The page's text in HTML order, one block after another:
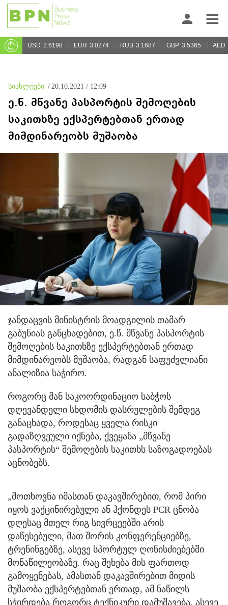
USD 2.6198 EUR 3.0274 RUB 3.1687 GBP 3.5365 AED
სიახლეები / 20.10.2021 / 12:09
ე.წ. მწვანე პასპორტის შემოღების
საკითხზე ექსპერტებთან ერთად
მიმდინარეობს მუშაობა
ჯანდაცვის მინისტრის მოადგილის თამარ
გაბუნიას განცხადებით, ე.წ. მწვანე პასპორტის
შემოღების საკითხზე ექსპერტებთან ერთად
მიმდინარეობს მუშაობა, რადგან საფუძვლიანი
ანალიზია საჭირო.
როგორც მან საკოორდინაციო საბჭოს
დღევანდელი სხდომის დასრულების შემდეგ
განაცხადა, როდესაც ყველა რისკი
გადაზღვეული იქნება, ქვეყანა „მწვანე
პასპორტის“ შემოღების საკითხს საზოგადოებას
აცნობებს.
„მოთხოვნა იმასთან დაკავშირებით, რომ პირი
იყოს ვაქცინირებული ან ჰქონდეს PCR ცნობა
დღესაც მთელ რიგ სივრცეებში არის
დაწესებული, მათ შორის კონფერენციებზე,
ტრენინგებზე, ასევე სპორტულ ღონისძიებებში
მონაწილეობაზე. რაც შეხება მის ფართოდ
გამოყენებას, ამასთან დაკავშირებით მიდის
მუშაობა ექსპერტებთან ერთად, ამ ნაწილს
სჭირდება როგორც ტექნიკური დამუშავება, ასევე